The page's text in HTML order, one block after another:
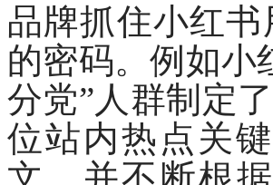
品牌抓住小红
的密码。例如小
分党”人群制定
位站内热点关
文，并不断根